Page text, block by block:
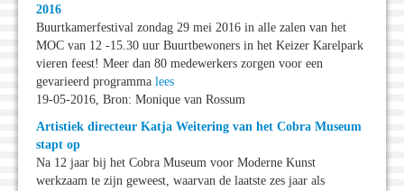
2016
Buurtkamerfestival zondag 29 mei 2016 in alle zalen van het
MOC van 12 -15.30 uur Buurtbewoners in het Keizer Karelpark
vieren feest! Meer dan 80 medewerkers zorgen voor een
gevarieerd programma lees
19-05-2016, Bron: Monique van Rossum
Artistiek directeur Katja Weitering van het Cobra Museum
stapt op
Na 12 jaar bij het Cobra Museum voor Moderne Kunst
werkzaam te zijn geweest, waarvan de laatste zes jaar als